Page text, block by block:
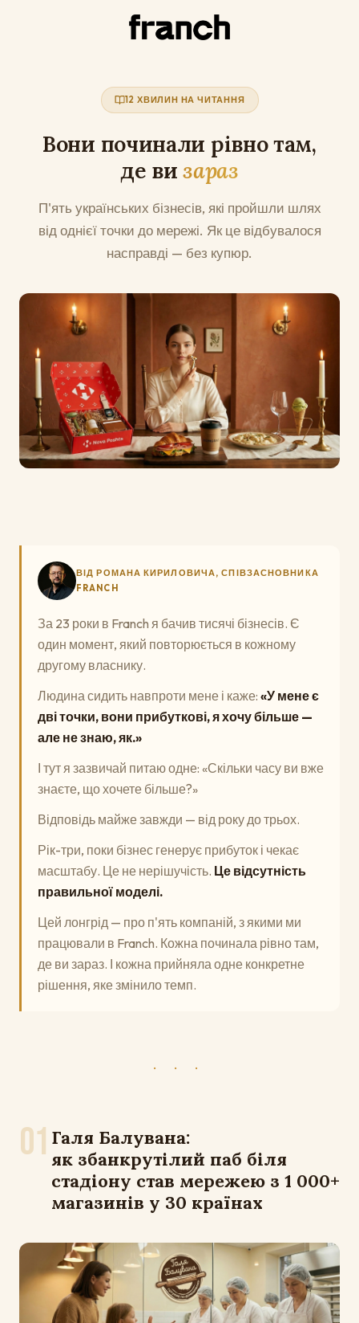
12 ХВИЛИН НА ЧИТАННЯ
Вони починали рівно там,
де визараз
П'ять українських бізнесів, які пройшли шлях
від однієї точки до мережі. Як це відбувалося
насправді — без купюр.
ВІД РОМАНА КИРИЛОВИЧА, СПІВЗАСНОВНИКА
FRANCH
За 23 роки в Franch я бачив тисячі бізнесів. Є
один момент, який повторюється в кожному
другому власнику.
Людина сидить навпроти мене і каже: «У мене є
дві точки, вони прибуткові, я хочу більше —
але не знаю, як.»
І тут я зазвичай питаю одне: «Скільки часу ви вже
знаєте, що хочете більше?»
Відповідь майже завжди — від року до трьох.
Рік-три, поки бізнес генерує прибуток і чекає
масштабу. Це не нерішучість. Це відсутність
правильної моделі.
Цей лонгрід — про п'ять компаній, з якими ми
працювали в Franch. Кожна починала рівно там,
де ви зараз. І кожна прийняла одне конкретне
рішення, яке змінило темп.
· · ·
01 Галя Балувана:
як збанкрутілий паб біля
стадіону став мережею з 1 000+
магазинів у 30 країнах